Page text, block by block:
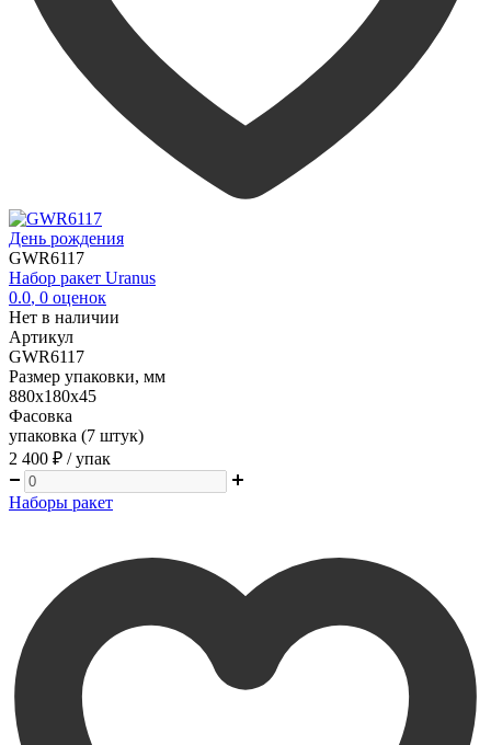
День рождения
GWR6117
Набор ракет Uranus
0.0, 0 оценок
Нет в наличии
Артикул
GWR6117
Размер упаковки, мм
880х180х45
Фасовка
упаковка (7 штук)
2 400 ₽ / упак
Наборы ракет